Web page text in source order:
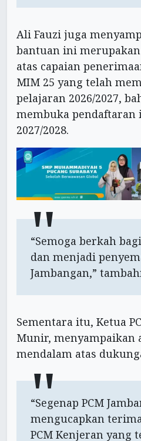
Ali Fauzi juga
bantuan ini
atas capaian
MIM 25 yang telah
pelajaran 2026/2027,
membuka
2027/2028.
“Semoga berkah
dan menjadi
Jambangan,”
Sementara itu, Ketua
Munir, menyampaikan
mendalam atas
“Segenap PCM
mengucapkan
PCM Kenjeran yang